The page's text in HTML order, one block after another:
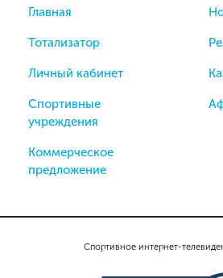
Спортивное интернет-
Главная
Тотализатор
Личный кабинет
Спортивные
учреждения
Коммерческое
предложение